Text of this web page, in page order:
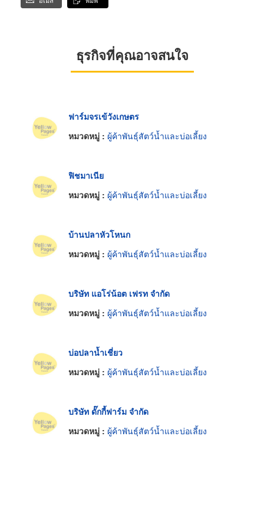
ธุรกิจที่คุณอาจสนใจ
ฟาร์มจรเข้วังเกษตร
หมวดหมู่ : ผู้ค้าพันธุ์สัตว์น้ำและบ่อเลี้ยง
ฟิชมาเนีย
หมวดหมู่ : ผู้ค้าพันธุ์สัตว์น้ำและบ่อเลี้ยง
บ้านปลาหัวโหนก
หมวดหมู่ : ผู้ค้าพันธุ์สัตว์น้ำและบ่อเลี้ยง
บริษัท แอโร่น้อต เฟรท จำกัด
หมวดหมู่ : ผู้ค้าพันธุ์สัตว์น้ำและบ่อเลี้ยง
บ่อปลาน้ำเชี่ยว
หมวดหมู่ : ผู้ค้าพันธุ์สัตว์น้ำและบ่อเลี้ยง
บริษัท ดั๊กกี้ฟาร์ม จำกัด
หมวดหมู่ : ผู้ค้าพันธุ์สัตว์น้ำและบ่อเลี้ยง